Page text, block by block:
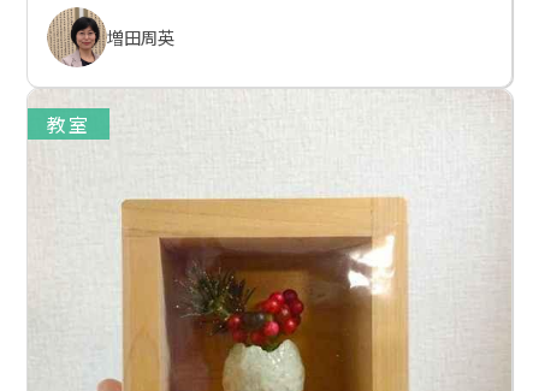
増田周英
教室